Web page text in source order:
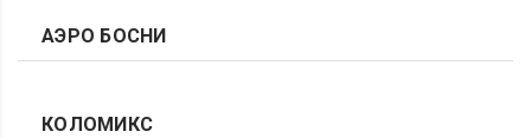
АЭРО БОСНИ
КОЛОМИКС